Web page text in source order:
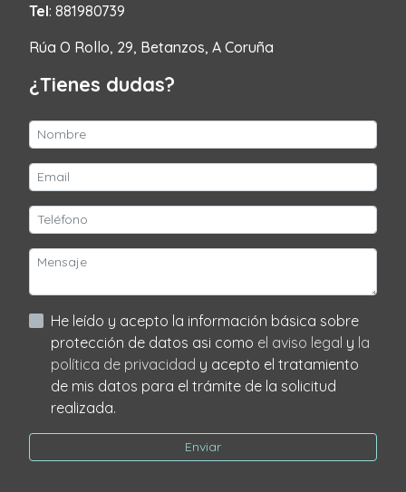
Tel: 881980739
Rúa O Rollo, 29, Betanzos, A Coruña
¿Tienes dudas?
He leído y acepto la información básica sobre
protección de datos asi como el aviso legal y la
política de privacidad y acepto el tratamiento
de mis datos para el trámite de la solicitud
realizada.
Enviar